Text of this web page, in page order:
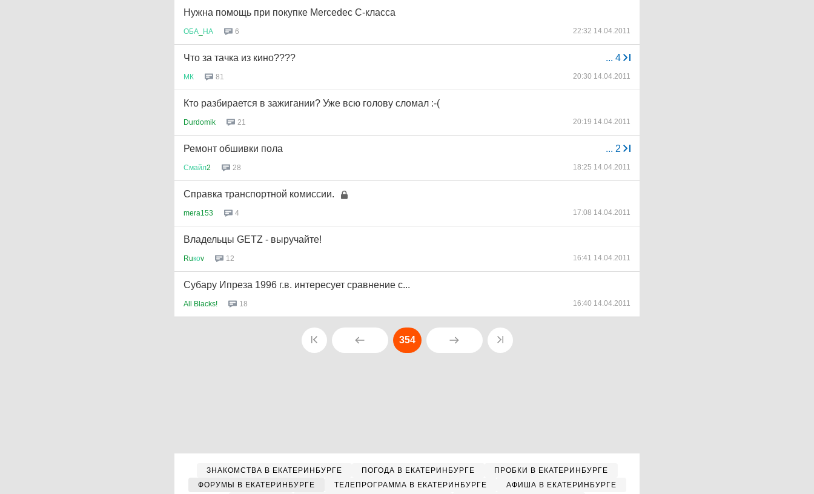
Нужна помощь при покупке Mercedec C-класса
ОБА НА 6 22:32 14.04.2011
... 4
Что за тачка из кино????
МК 81 20:30 14.04.2011
Кто разбирается в зажигании? Уже всю голову сломал :-(
Durdomik 21 20:19 14.04.2011
... 2
Ремонт обшивки пола
Смайл2 28 18:25 14.04.2011
Справка транспортной комиссии.
mera153 4 17:08 14.04.2011
Владельцы GETZ - выручайте!
Ruкоv 12 16:41 14.04.2011
Субару Ипреза 1996 г.в. интересует сравнение с...
All Blacks! 18 16:40 14.04.2011
354
ЗНАКОМСТВА В ЕКАТЕРИНБУРГЕ ПОГОДА В ЕКАТЕРИНБУРГЕ
ПРОБКИ В ЕКАТЕРИНБУРГЕ
ФОРУМЫ В ЕКАТЕРИНБУРГЕ
ТЕЛЕПРОГРАММА В ЕКАТЕРИНБУРГЕ АФИША В ЕКАТЕРИНБУРГЕ